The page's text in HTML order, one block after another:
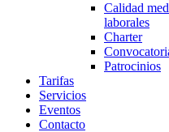
Calidad
laborales
Charter
Patrocinios
Tarifas
Servicios
Eventos
Contacto